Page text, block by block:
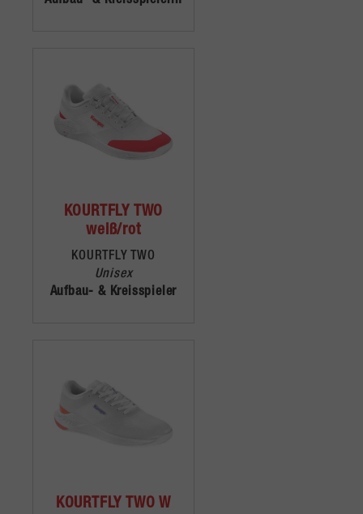
KOURTFLY TWO
weiß/rot
KOURTFLY TWO
Unisex
Aufbau- & Kreisspieler
KOURTFLY TWO W